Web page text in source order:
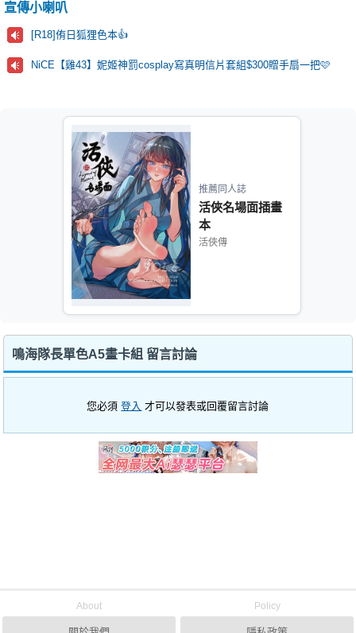
宣傳小喇叭
[R18]侑日狐狸色本👍
NiCE【雞43】妮姬神罰cosplay寫真明信片套組$300贈手扇一把🩷
推薦同人誌
活俠名場面插畫
本
活俠傳
鳴海隊長單色A5畫卡組 留言討論
您必須登入 才可以發表或回覆留言討論
About Policy